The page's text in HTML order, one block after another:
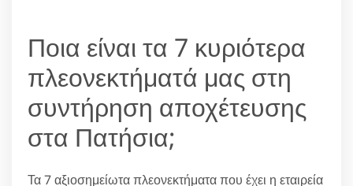
Ποια είναι τα 7 κυριότερα
πλεονεκτήματά μας στη
συντήρηση αποχέτευσης
στα Πατήσια;
Τα 7 αξιοσημείωτα πλεονεκτήματα που έχει η εταιρεία